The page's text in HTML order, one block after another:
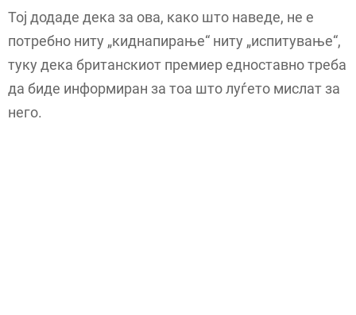
Тој додаде дека за ова, како што наведе, не е
потребно ниту „киднапирање“ ниту „испитување“,
туку дека британскиот премиер едноставно треба
да биде информиран за тоа што луѓето мислат за
него.